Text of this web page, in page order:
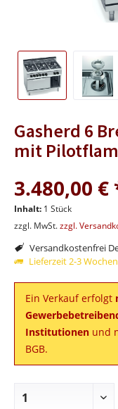
Gasherd 6
mit
3.480,00 €
Inhalt: 1 Stück
zzgl. MwSt.zzgl.
Versandkostenfrei
Lieferzeit 2-3
Ein Verkauf erfolgt
Institutionen und
BGB.